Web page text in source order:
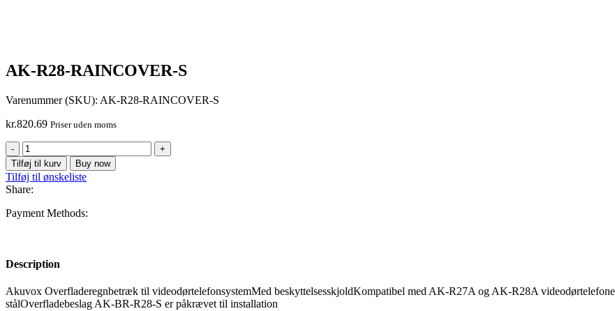
AK-R28-RAINCOVER-S
Varenummer (SKU): AK-R28-RAINCOVER-S
kr.820.69 Priser uden moms
AK-
R28-
RAINCOVER-
S
antal
Tilføj til kurv Buy now
Tilføj til ønskeliste
Share:
Payment Methods:
Description
Akuvox Overfladeregnbetræk til videodørtelefonsystemMed beskyttelsesskjoldKompatibel med AK-R27A og AK-R28A
stålOverfladebeslag AK-BR-R28-S er påkrævet til installation